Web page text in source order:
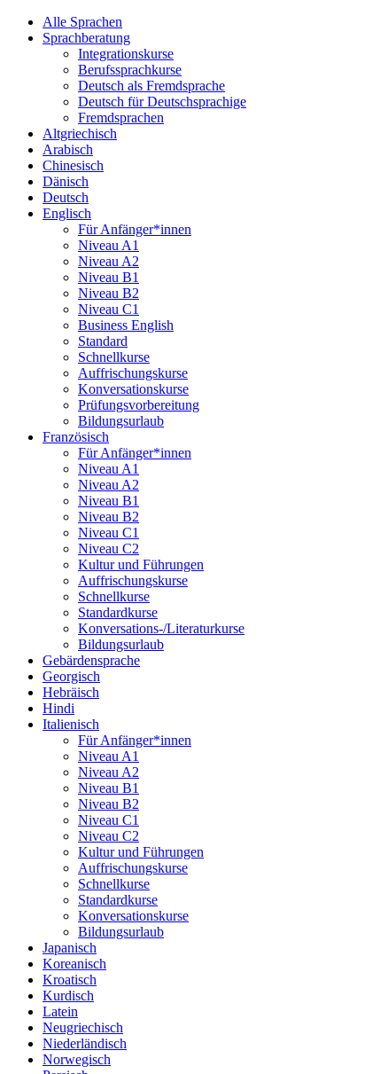
Alle Sprachen
Sprachberatung
Integrationskurse
Berufssprachkurse
Deutsch als Fremdsprache
Deutsch für Deutschsprachige
Fremdsprachen
Altgriechisch
Arabisch
Chinesisch
Dänisch
Deutsch
Englisch
Für Anfänger*innen
Niveau A1
Niveau A2
Niveau B1
Niveau B2
Niveau C1
Business English
Standard
Schnellkurse
Auffrischungskurse
Konversationskurse
Prüfungsvorbereitung
Bildungsurlaub
Französisch
Für Anfänger*innen
Niveau A1
Niveau A2
Niveau B1
Niveau B2
Niveau C1
Niveau C2
Kultur und Führungen
Auffrischungskurse
Schnellkurse
Standardkurse
Konversations-/Literaturkurse
Bildungsurlaub
Gebärdensprache
Georgisch
Hebräisch
Hindi
Italienisch
Für Anfänger*innen
Niveau A1
Niveau A2
Niveau B1
Niveau B2
Niveau C1
Niveau C2
Kultur und Führungen
Auffrischungskurse
Schnellkurse
Standardkurse
Konversationskurse
Bildungsurlaub
Japanisch
Koreanisch
Kroatisch
Kurdisch
Latein
Neugriechisch
Niederländisch
Norwegisch